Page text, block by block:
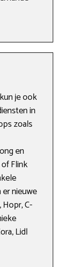
je ook
in
zoals
en
Flink
nieuwe
C-
Lidl